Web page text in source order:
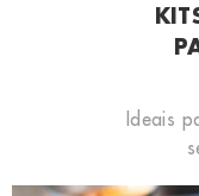
Ideais